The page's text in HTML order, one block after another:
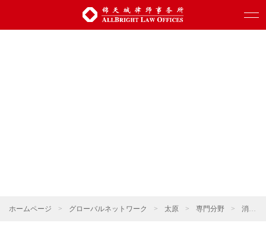
ホームページ > グローバルネットワーク > 太原 > 専門分野 > 消費・小売